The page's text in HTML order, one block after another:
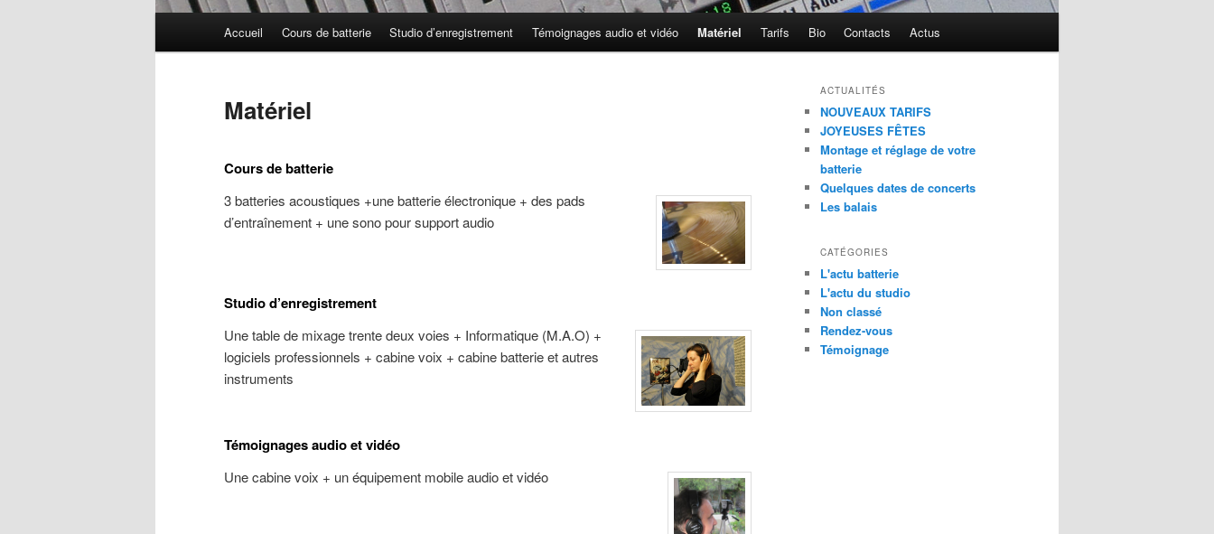
Accueil Cours de batterie Studio d’enregistrement Témoignages audio et vidéo Matériel Tarifs Bio Contacts Actus
Matériel
Cours de batterie
3 batteries acoustiques +une batterie électronique + des pads
d’entraînement + une sono pour support audio
Studio d’enregistrement
Une table de mixage trente deux voies + Informatique (M.A.O) +
logiciels professionnels + cabine voix + cabine batterie et autres
instruments
Témoignages audio et vidéo
Une cabine voix + un équipement mobile audio et vidéo
ACTUALITÉS
NOUVEAUX TARIFS
JOYEUSES FÊTES
Montage et réglage de votre
batterie
Quelques dates de concerts
Les balais
CATÉGORIES
L'actu batterie
L'actu du studio
Non classé
Rendez-vous
Témoignage